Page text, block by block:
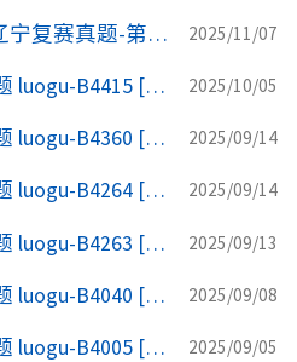
【CSP】CSP-XL 2025辽宁复赛真题-第二题, 积分（points） 2025/11/07
【GESP】C++四级真题 luogu-B4415 [GESP202509 四级] 排兵布阵 2025/10/05
【GESP】C++四级真题 luogu-B4360 [GESP202506 四级] 画布裁剪 2025/09/14
【GESP】C++四级真题 luogu-B4264 [GESP202503 四级] 二阶矩阵 2025/09/14
【GESP】C++四级真题 luogu-B4263 [GESP202503 四级] 荒地开垦 2025/09/13
【GESP】C++四级真题 luogu-B4040 [GESP202409 四级] 黑白方块 2025/09/08
【GESP】C++四级真题 luogu-B4005 [GESP202406 四级] 黑白方块 2025/09/05